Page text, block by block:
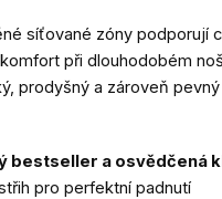
síťované zóny podporují
při dlouhodobém
prodyšný a zároveň pevný
bestseller a osvědčená
pro perfektní padnutí